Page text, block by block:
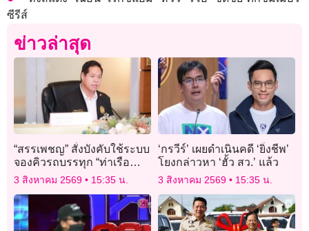
ซีรีส์
ข่าวล่าสุด
“สรรเพชญ” สั่งบังคับใช้ระบบ
จองคิวรถบรรทุก “ท่าเรือ
แหลมฉบัง” 100% ปมถม
3 สิงหาคม 2569 15:35 น.
‘กรวีร์’ เผยดำเนินคดี ‘ยิ่งชีพ’
โยงกล่าวหา ‘ฮั้ว สว.’ แล้ว
3 สิงหาคม 2569 15:35 น.